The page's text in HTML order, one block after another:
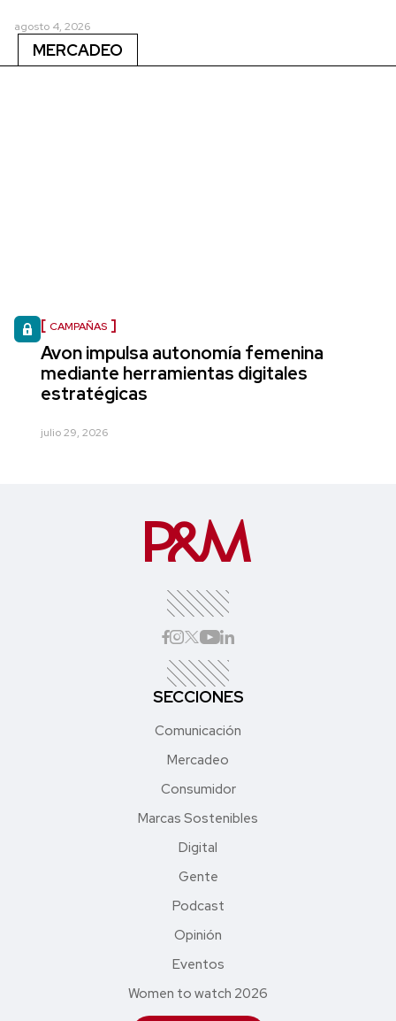
agosto 4, 2026
MERCADEO
CAMPAÑAS
Avon impulsa autonomía femenina
mediante herramientas digitales
estratégicas
julio 29, 2026
SECCIONES
Comunicación
Mercadeo
Consumidor
Marcas Sostenibles
Digital
Gente
Podcast
Opinión
Eventos
Women to watch 2026